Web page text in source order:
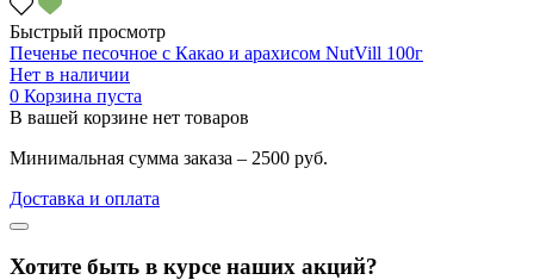
Быстрый просмотр
Печенье песочное с Какао и арахисом NutVill 100г
Нет в наличии
0 Корзина пуста
В вашей корзине нет товаров
Минимальная сумма заказа – 2500 руб.
Доставка и оплата
Хотите быть в курсе наших акций?